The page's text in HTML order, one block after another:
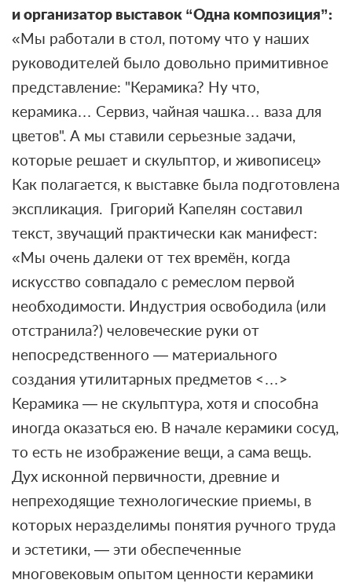
и организатор выставок “Одна композиция”:
«Мы работали в стол, потому что у наших
руководителей было довольно примитивное
представление: "Керамика? Ну что,
керамика… Сервиз, чайная чашка… ваза для
цветов". А мы ставили серьезные задачи,
которые решает и скульптор, и живописец»
Как полагается, к выставке была подготовлена
экспликация. Григорий Капелян составил
текст, звучащий практически как манифест:
«Мы очень далеки от тех времён, когда
искусство совпадало с ремеслом первой
необходимости. Индустрия освободила (или
отстранила?) человеческие руки от
непосредственного — материального
создания утилитарных предметов <…>
Керамика — не скульптура, хотя и способна
иногда оказаться ею. В начале керамики сосуд,
то есть не изображение вещи, а сама вещь.
Дух исконной первичности, древние и
непреходящие технологические приемы, в
которых неразделимы понятия ручного труда
и эстетики, — эти обеспеченные
многовековым опытом ценности керамики